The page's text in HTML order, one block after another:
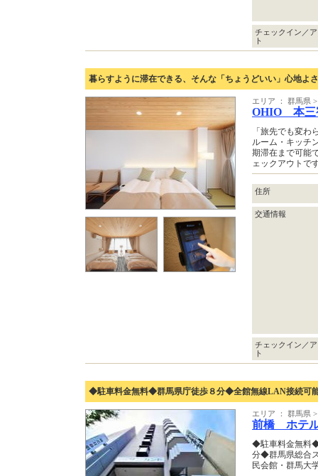
チェックイン／
ト
暮らすように滞在できる、そんな「ちょうどいい」心地よ
エリア ： 群馬県
OHIO 本三
「旅先でも変
ルーム・キッチ
期滞在まで可能
ェックアウトで
住所
交通情報
チェックイン／
ト
◆駐車料金無料◆群馬県庁徒歩８分◆全館無線LAN接続可
エリア ： 群馬県
前橋 ホテ
◆駐車料金無料
分◆群馬県総合
民会館・群馬